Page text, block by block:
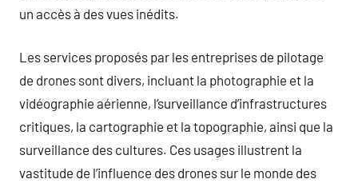
un accès à des vues inédits.
Les services proposés par les entreprises de pilotage
de drones sont divers, incluant la photographie et la
vidéographie aérienne, l’surveillance d’infrastructures
critiques, la cartographie et la topographie, ainsi que la
surveillance des cultures. Ces usages illustrent la
vastitude de l’influence des drones sur le monde des